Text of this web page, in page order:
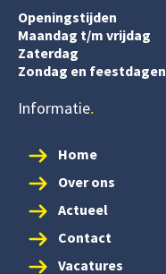
Openingstijden
Maandag t/m vrijdag
Zaterdag
Zondag en feestdagen
Informatie
Home
Over ons
Actueel
Contact
Vacatures